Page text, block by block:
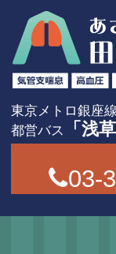
東京メトロ銀座線
都営バス
「浅
03-